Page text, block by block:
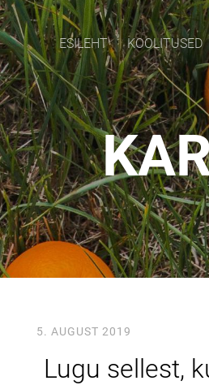
ESILEHT KOOLITUSED
5. AUGUST 2019
Lugu sellest,